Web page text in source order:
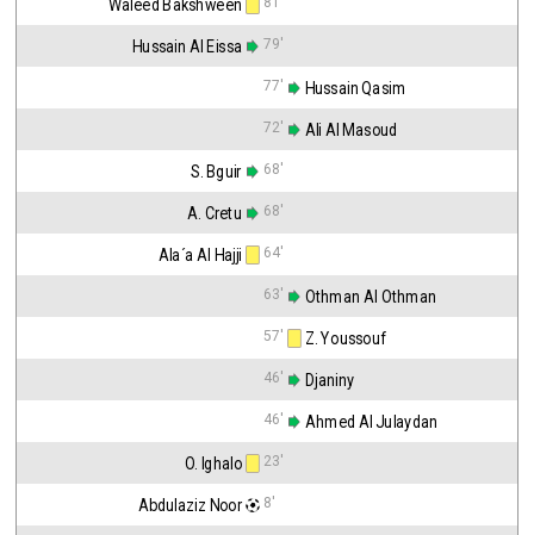
Waleed Bakshween
Hussain Al Eissa 79'
77' Hussain Qasim
72' Ali Al Masoud
S. Bguir 68'
A. Cretu 68'
Ala´a Al Hajji 64'
63' Othman Al Othman
57' Z. Youssouf
46' Djaniny
46' Ahmed Al Julaydan
O. Ighalo 23'
Abdulaziz Noor 8'